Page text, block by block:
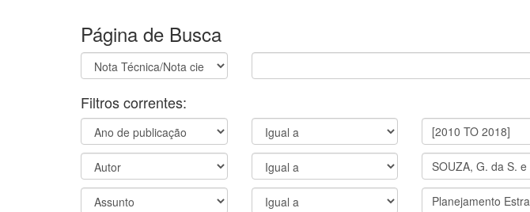
Página de Busca
Filtros correntes: